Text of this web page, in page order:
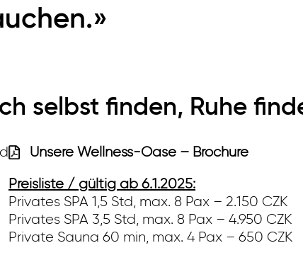
selbst finden, Ruhe
Unsere Wellness-Oase – Brochure
Preisliste / gültig ab 6.1.2025:
Privates SPA 1,5 Std, max. 8 Pax – 2.150 CZK
Privates SPA 3,5 Std, max. 8 Pax – 4.950 CZK
Private Sauna 60 min, max. 4 Pax – 650 CZK